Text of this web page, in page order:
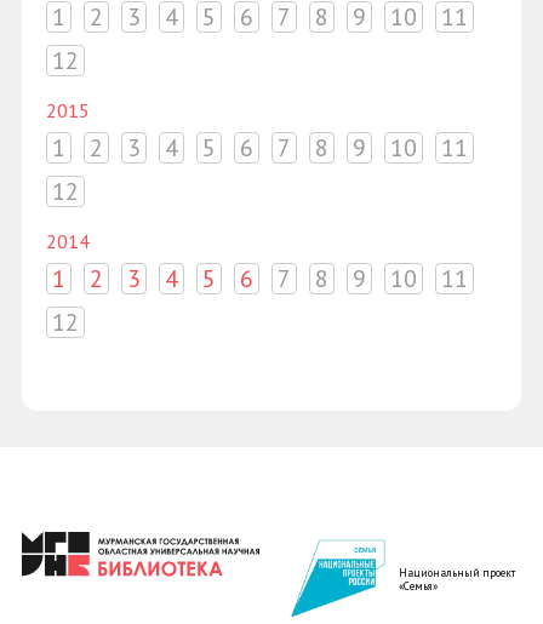
1 2 3 4 5 6 7 8 9 10
11
12
2015
1 2 3 4 5 6 7 8 9 10
11
12
2014
1 2 3 4 5 6 7 8 9 10
11
12
Национальный проект
«Семья»